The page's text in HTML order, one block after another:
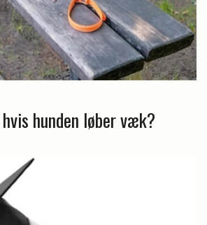
hunden løber væk?